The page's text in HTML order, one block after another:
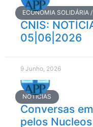
ECONOMIA SOLIDÁRIA
CNIS:
05|06|2026
9 Junho, 2026
NOTÍCIAS
Conversas
pelos